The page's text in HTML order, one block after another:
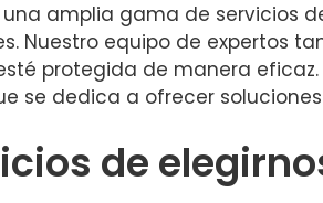
amplia gama de servicios
Nuestro equipo de expertos
protegida de manera
se dedica a ofrecer
de